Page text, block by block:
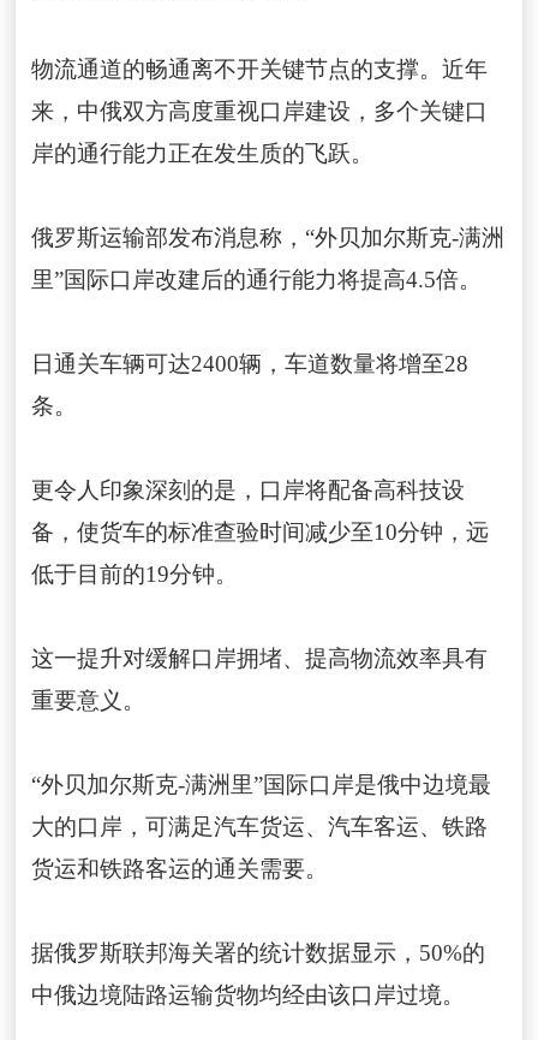
物流通道的畅通离不开关键节点的支撑。近年
来，中俄双方高度重视口岸建设，多个关键口
岸的通行能力正在发生质的飞跃。
俄罗斯运输部发布消息称，“外贝加尔斯克-满洲
里”国际口岸改建后的通行能力将提高4.5倍。
日通关车辆可达2400辆，车道数量将增至28
条。
更令人印象深刻的是，口岸将配备高科技设
备，使货车的标准查验时间减少至10分钟，远
低于目前的19分钟。
这一提升对缓解口岸拥堵、提高物流效率具有
重要意义。
“外贝加尔斯克-满洲里”国际口岸是俄中边境最
大的口岸，可满足汽车货运、汽车客运、铁路
货运和铁路客运的通关需要。
据俄罗斯联邦海关署的统计数据显示，50%的
中俄边境陆路运输货物均经由该口岸过境。